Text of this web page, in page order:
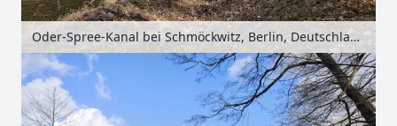
Oder-Spree-Kanal bei Schmöckwitz, Berlin, Deutschland